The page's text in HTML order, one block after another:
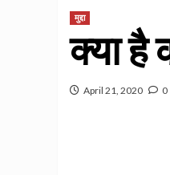
मुद्दा
क्या है
April 21, 2020 0